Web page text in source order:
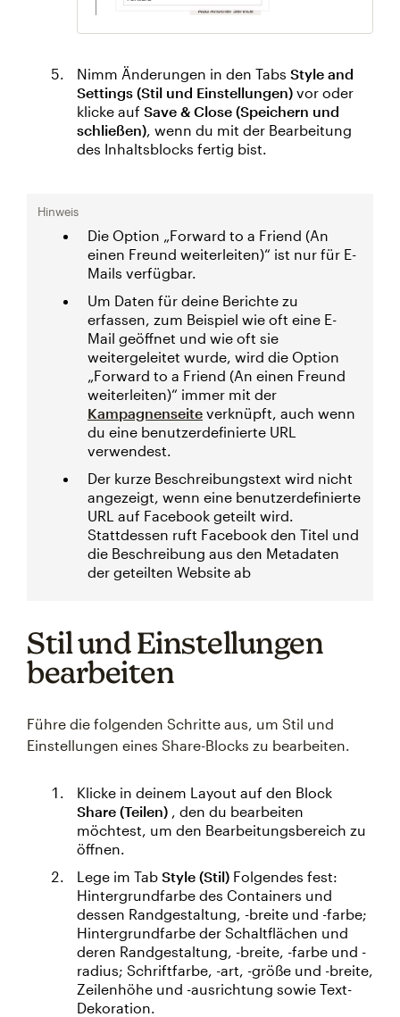
Nimm Änderungen in den Tabs Style and
Settings (Stil und Einstellungen) vor oder
klicke auf Save & Close (Speichern und
schließen), wenn du mit der Bearbeitung
des Inhaltsblocks fertig bist.
Hinweis
Die Option „Forward to a Friend (An
einen Freund weiterleiten)“ ist nur für E-
Mails verfügbar.
Um Daten für deine Berichte zu
erfassen, zum Beispiel wie oft eine E-
Mail geöffnet und wie oft sie
weitergeleitet wurde, wird die Option
„Forward to a Friend (An einen Freund
weiterleiten)“ immer mit der
Kampagnenseite verknüpft, auch wenn
du eine benutzerdefinierte URL
verwendest.
Der kurze Beschreibungstext wird nicht
angezeigt, wenn eine benutzerdefinierte
URL auf Facebook geteilt wird.
Stattdessen ruft Facebook den Titel und
die Beschreibung aus den Metadaten
der geteilten Website ab
Stil und Einstellungen
bearbeiten
Führe die folgenden Schritte aus, um Stil und
Einstellungen eines Share-Blocks zu bearbeiten.
Klicke in deinem Layout auf den Block
Share (Teilen) , den du bearbeiten
möchtest, um den Bearbeitungsbereich zu
öffnen.
Lege im Tab Style (Stil) Folgendes fest:
Hintergrundfarbe des Containers und
dessen Randgestaltung, -breite und -farbe;
Hintergrundfarbe der Schaltflächen und
deren Randgestaltung, -breite, -farbe und -
radius; Schriftfarbe, -art, -größe und -breite,
Zeilenhöhe und -ausrichtung sowie Text-
Dekoration.